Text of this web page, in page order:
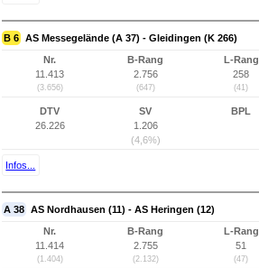
B 6 AS Messegelände (A 37) - Gleidingen (K 266)
Nr.
11.413
(3.656)
B-Rang
2.756
(647)
L-Rang
258
(41)
DTV
26.226
SV
1.206
(4,6%)
BPL
Infos...
A 38 AS Nordhausen (11) - AS Heringen (12)
Nr.
11.414
(1.404)
B-Rang
2.755
(2.132)
L-Rang
51
(47)